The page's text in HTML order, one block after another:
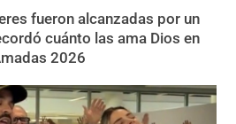
fueron alcanzadas por un
cuánto las ama Dios en
2026